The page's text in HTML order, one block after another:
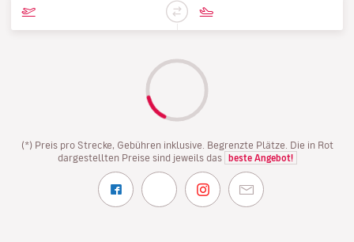
(*) Preis pro Strecke, Gebühren inklusive. Begrenzte Plätze. Die in Rot
dargestellten Preise sind jeweils das
beste Angebot!